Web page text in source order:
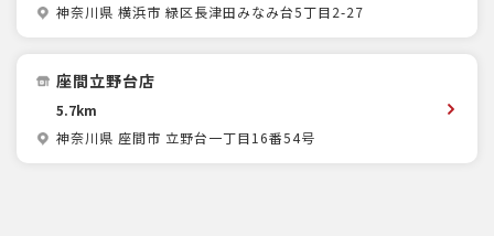
神奈川県 横浜市 緑区長津田みなみ台5丁目2-27
座間立野台店
5.7km
神奈川県 座間市 立野台一丁目16番54号